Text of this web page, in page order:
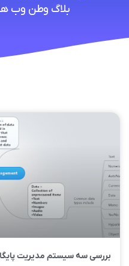
بلاگ وطن وب
بررسی سه سیستم مدیریت